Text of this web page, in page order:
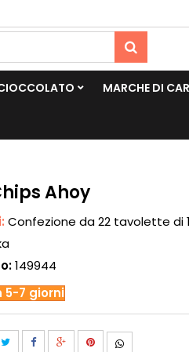
MARCHE DI
Ahoy
Confezione da 22 tavolette di
149944
5-7 giorni